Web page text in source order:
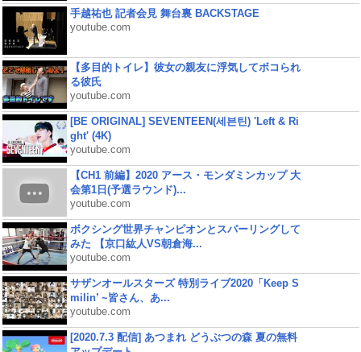
手越祐也 記者会見 舞台裏 BACKSTAGE
youtube.com
【多目的トイレ】彼女の親友に浮気してボコられ
る彼氏
youtube.com
[BE ORIGINAL] SEVENTEEN(세븐틴) 'Left & Ri
ght' (4K)
youtube.com
【CH1 前編】2020 アース・モンダミンカップ 大
会第1日(予選ラウンド)...
youtube.com
ボクシング世界チャンピオンとスパーリングして
みた 【京口紘人VS朝倉海...
youtube.com
サザンオールスターズ 特別ライブ2020「Keep S
milin’ ~皆さん、あ...
youtube.com
[2020.7.3 配信] あつまれ どうぶつの森 夏の無料